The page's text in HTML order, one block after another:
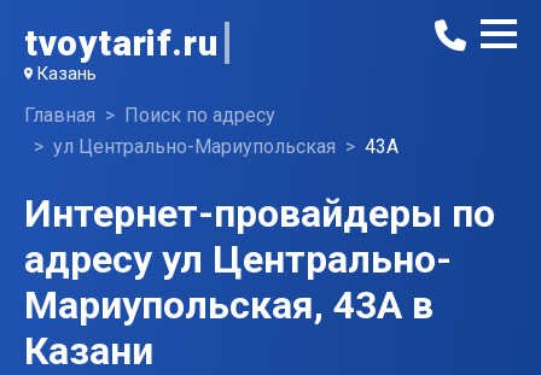
tvoytarif.ru
Казань
Главная
Поиск по адресу
ул Центрально-Мариупольская
43А
Интернет-провайдеры по
адресу ул Центрально-
Мариупольская, 43А в
Казани